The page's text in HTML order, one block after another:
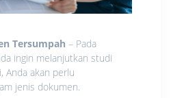
Tersumpah – Pada
ingin melanjutkan studi
Anda akan perlu
jenis dokumen.